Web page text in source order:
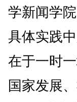
学新闻学
具体实践
在于一时
国家发展